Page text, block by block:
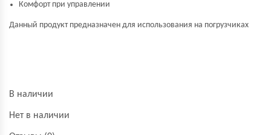
Комфорт при управлении
Данный продукт предназначен для использования на погрузчиках
В наличии
Нет в наличии